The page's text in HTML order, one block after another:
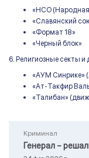
«НСО (Народная
«Славянский
«Формат 18»
«Черный блок»
6. Религиозные секты
«АУМ Синрике»
«Ат-Такфир
«Талибан»
Криминал
Генерал –